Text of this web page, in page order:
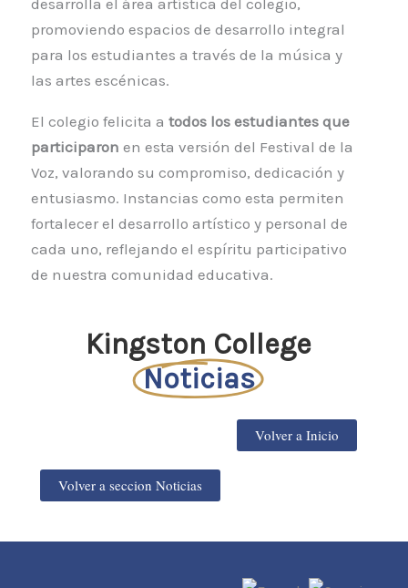
desarrolla el área artística del colegio,
promoviendo espacios de desarrollo integral
para los estudiantes a través de la música y
las artes escénicas.
El colegio felicita a todos los estudiantes que
participaron en esta versión del Festival de la
Voz, valorando su compromiso, dedicación y
entusiasmo. Instancias como esta permiten
fortalecer el desarrollo artístico y personal de
cada uno, reflejando el espíritu participativo
de nuestra comunidad educativa.
Kingston College
Noticias
Volver a Inicio
Volver a seccion Noticias